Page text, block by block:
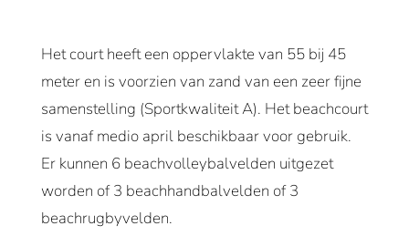
Het court heeft een oppervlakte van 55 bij 45
meter en is voorzien van zand van een zeer fijne
samenstelling (Sportkwaliteit A). Het beachcourt
is vanaf medio april beschikbaar voor gebruik.
Er kunnen 6 beachvolleybalvelden uitgezet
worden of 3 beachhandbalvelden of 3
beachrugbyvelden.